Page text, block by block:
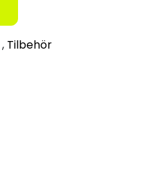
, Tilbehör